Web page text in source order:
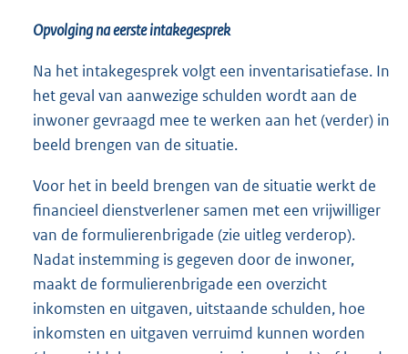
Opvolging na eerste intakegesprek
Na het intakegesprek volgt een inventarisatiefase. In
het geval van aanwezige schulden wordt aan de
inwoner gevraagd mee te werken aan het (verder) in
beeld brengen van de situatie.
Voor het in beeld brengen van de situatie werkt de
financieel dienstverlener samen met een vrijwilliger
van de formulierenbrigade (zie uitleg verderop).
Nadat instemming is gegeven door de inwoner,
maakt de formulierenbrigade een overzicht
inkomsten en uitgaven, uitstaande schulden, hoe
inkomsten en uitgaven verruimd kunnen worden